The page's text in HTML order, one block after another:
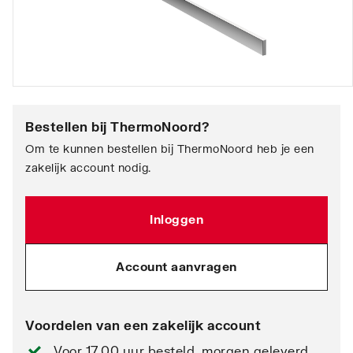
Bestellen bij ThermoNoord?
Om te kunnen bestellen bij ThermoNoord heb je een
zakelijk account nodig.
Inloggen
Account aanvragen
Voordelen van een zakelijk account
Voor 17.00 uur besteld, morgen geleverd